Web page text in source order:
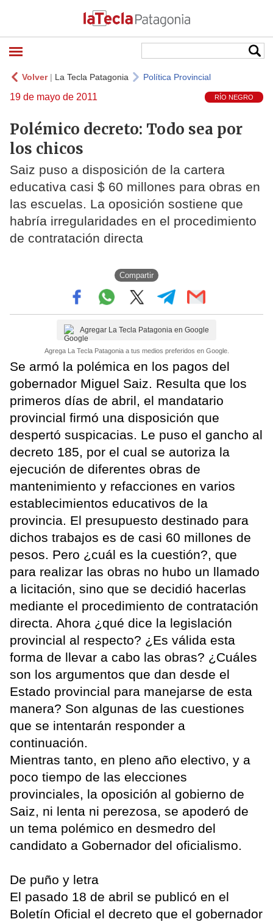
Volver| La Tecla Patagonia Política Provincial
19 de mayo de 2011 RÍO NEGRO
Polémico decreto: Todo sea por
los chicos
Saiz puso a disposición de la cartera
educativa casi $ 60 millones para obras en
las escuelas. La oposición sostiene que
habría irregularidades en el procedimiento
de contratación directa
Compartir
Agregar La Tecla Patagonia en Google
Agrega La Tecla Patagonia a tus medios preferidos en Google.
Se armó la polémica en los pagos del
gobernador Miguel Saiz. Resulta que los
primeros días de abril, el mandatario
provincial firmó una disposición que
despertó suspicacias. Le puso el gancho al
decreto 185, por el cual se autoriza la
ejecución de diferentes obras de
mantenimiento y refacciones en varios
establecimientos educativos de la
provincia. El presupuesto destinado para
dichos trabajos es de casi 60 millones de
pesos. Pero ¿cuál es la cuestión?, que
para realizar las obras no hubo un llamado
a licitación, sino que se decidió hacerlas
mediante el procedimiento de contratación
directa. Ahora ¿qué dice la legislación
provincial al respecto? ¿Es válida esta
forma de llevar a cabo las obras? ¿Cuáles
son los argumentos que dan desde el
Estado provincial para manejarse de esta
manera? Son algunas de las cuestiones
que se intentarán responder a
continuación.
Mientras tanto, en pleno año electivo, y a
poco tiempo de las elecciones
provinciales, la oposición al gobierno de
Saiz, ni lenta ni perezosa, se apoderó de
un tema polémico en desmedro del
candidato a Gobernador del oficialismo.
De puño y letra
El pasado 18 de abril se publicó en el
Boletín Oficial el decreto que el gobernador